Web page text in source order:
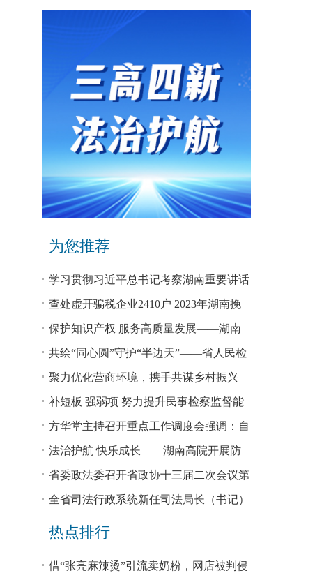
为您推荐
学习贯彻习近平总书记考察湖南重要讲话
和指示精神专题研讨班开班
查处虚开骗税企业2410户 2023年湖南挽
回税款损失48.2亿元
保护知识产权 服务高质量发展——湖南
省公安厅公布打击侵犯知识产权犯罪10起
典型案例
共绘“同心圆”守护“半边天”——省人民检
察院、省妇联共同主办检察开放日活动
聚力优化营商环境，携手共谋乡村振兴
—— 省法院驻大坪村工作队、村“两委”干
部赴企参观学习调研
补短板 强弱项 努力提升民事检察监督能
力
方华堂主持召开重点工作调度会强调：自
我加压 砥砺奋进 推动工作更有成效 更加
出彩
法治护航 快乐成长——湖南高院开展防
欺凌、防性侵公益普法宣讲
省委政法委召开省政协十三届二次会议第
0327号提案办理座谈会
全省司法行政系统新任司法局长（书记）
培训班开班 方华堂作专题辅导
热点排行
借“张亮麻辣烫”引流卖奶粉，网店被判侵